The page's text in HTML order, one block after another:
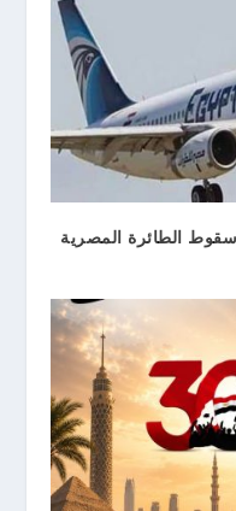
الطائرة المصرية